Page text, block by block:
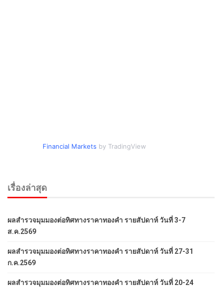
Financial Markets by TradingView
เรื่องล่าสุด
ผลสำรวจมุมมองต่อทิศทางราคาทองคำ รายสัปดาห์ วันที่ 3-7
ส.ค.2569
ผลสำรวจมุมมองต่อทิศทางราคาทองคำ รายสัปดาห์ วันที่ 27-31
ก.ค.2569
ผลสำรวจมุมมองต่อทิศทางราคาทองคำ รายสัปดาห์ วันที่ 20-24